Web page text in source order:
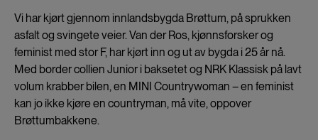
Vi har kjørt gjennom innlandsbygda Brøttum, på sprukken
asfalt og svingete veier. Van der Ros, kjønnsforsker og
feminist med stor F, har kjørt inn og ut av bygda i 25 år nå.
Med border collien Junior i baksetet og NRK Klassisk på lavt
volum krabber bilen, en MINI Countrywoman – en feminist
kan jo ikke kjøre en countryman, må vite, oppover
Brøttumbakkene.